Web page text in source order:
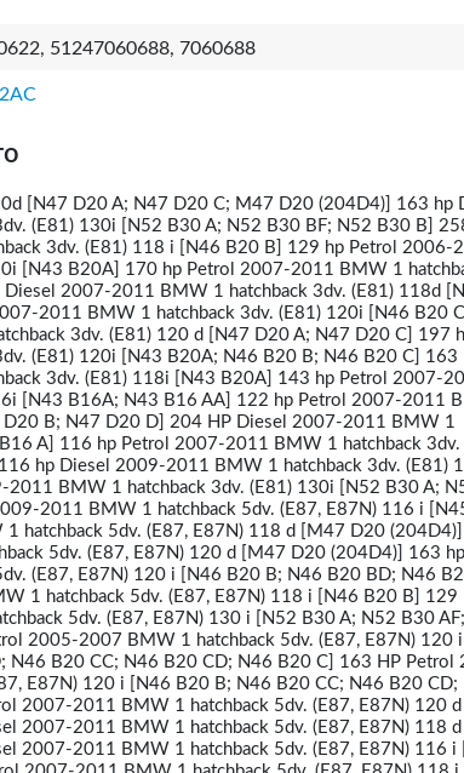
51247060688, 7060688
[N47 D20 A; N47 D20 C; M47 D20 (204D4)] 163 hp
(E81) 130i [N52 B30 A; N52 B30 BF; N52 B30 B]
3dv. (E81) 118 i [N46 B20 B] 129 hp Petrol 2006-
[N43 B20A] 170 hp Petrol 2007-2011 BMW 1
2007-2011 BMW 1 hatchback 3dv. (E81) 118d
2011 BMW 1 hatchback 3dv. (E81) 120i [N46 B20
3dv. (E81) 120 d [N47 D20 A; N47 D20 C] 197
(E81) 120i [N43 B20A; N46 B20 B; N46 B20 C] 163
3dv. (E81) 118i [N43 B20A] 143 hp Petrol 2007-
[N43 B16A; N43 B16 AA] 122 hp Petrol 2007-2011
D20 B; N47 D20 D] 204 HP Diesel 2007-2011 BMW 1
A] 116 hp Petrol 2007-2011 BMW 1 hatchback 3dv.
hp Diesel 2009-2011 BMW 1 hatchback 3dv. (E81)
2011 BMW 1 hatchback 3dv. (E81) 130i [N52 B30 A;
2011 BMW 1 hatchback 5dv. (E87, E87N) 116 i
hatchback 5dv. (E87, E87N) 118 d [M47 D20
5dv. (E87, E87N) 120 d [M47 D20 (204D4)] 163 hp
(E87, E87N) 120 i [N46 B20 B; N46 B20 BD; N46
1 hatchback 5dv. (E87, E87N) 118 i [N46 B20 B] 129
5dv. (E87, E87N) 130 i [N52 B30 A; N52 B30
2005-2007 BMW 1 hatchback 5dv. (E87, E87N) 120
N46 B20 CC; N46 B20 CD; N46 B20 C] 163 HP Petrol
E87N) 120 i [N46 B20 B; N46 B20 CC; N46 B20 CD;
2007-2011 BMW 1 hatchback 5dv. (E87, E87N) 120
2007-2011 BMW 1 hatchback 5dv. (E87, E87N) 118
2007-2011 BMW 1 hatchback 5dv. (E87, E87N) 116 i